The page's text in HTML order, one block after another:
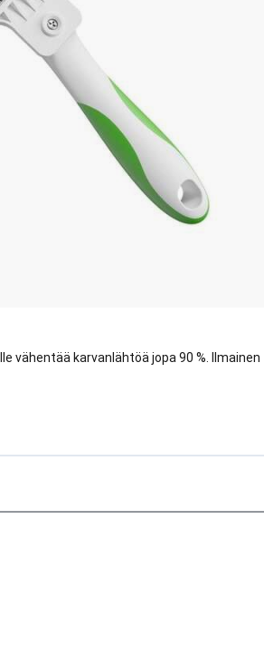
vähentää karvanlähtöä jopa 90 %. Ilmainen